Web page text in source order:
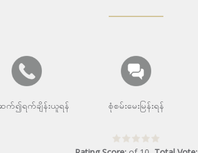
က်၍ရက်ချိန်းယူရန် စုံစမ်းမေးမြန်းရန်